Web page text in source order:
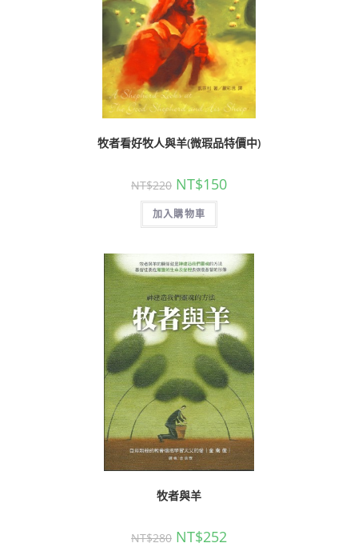
牧者看好牧人與羊(微瑕品特價中)
NT$220 NT$150
加入購物車
牧者與羊
NT$280 NT$252